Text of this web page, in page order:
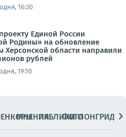
16:20
Единой России
Родины» на обновление
Херсонской области направили
рублей
19:10
МНЕНИЯПАБЛИКИ
ФОТОЛОНГРИДЫ